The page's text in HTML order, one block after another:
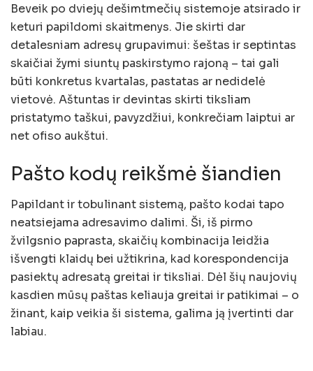
Beveik po dviejų dešimtmečių sistemoje atsirado ir
keturi papildomi skaitmenys. Jie skirti dar
detalesniam adresų grupavimui: šeštas ir septintas
skaičiai žymi siuntų paskirstymo rajoną – tai gali
būti konkretus kvartalas, pastatas ar nedidelė
vietovė. Aštuntas ir devintas skirti tiksliam
pristatymo taškui, pavyzdžiui, konkrečiam laiptui ar
net ofiso aukštui.
Pašto kodų reikšmė šiandien
Papildant ir tobulinant sistemą, pašto kodai tapo
neatsiejama adresavimo dalimi. Ši, iš pirmo
žvilgsnio paprasta, skaičių kombinacija leidžia
išvengti klaidų bei užtikrina, kad korespondencija
pasiektų adresatą greitai ir tiksliai. Dėl šių naujovių
kasdien mūsų paštas keliauja greitai ir patikimai – o
žinant, kaip veikia ši sistema, galima ją įvertinti dar
labiau.